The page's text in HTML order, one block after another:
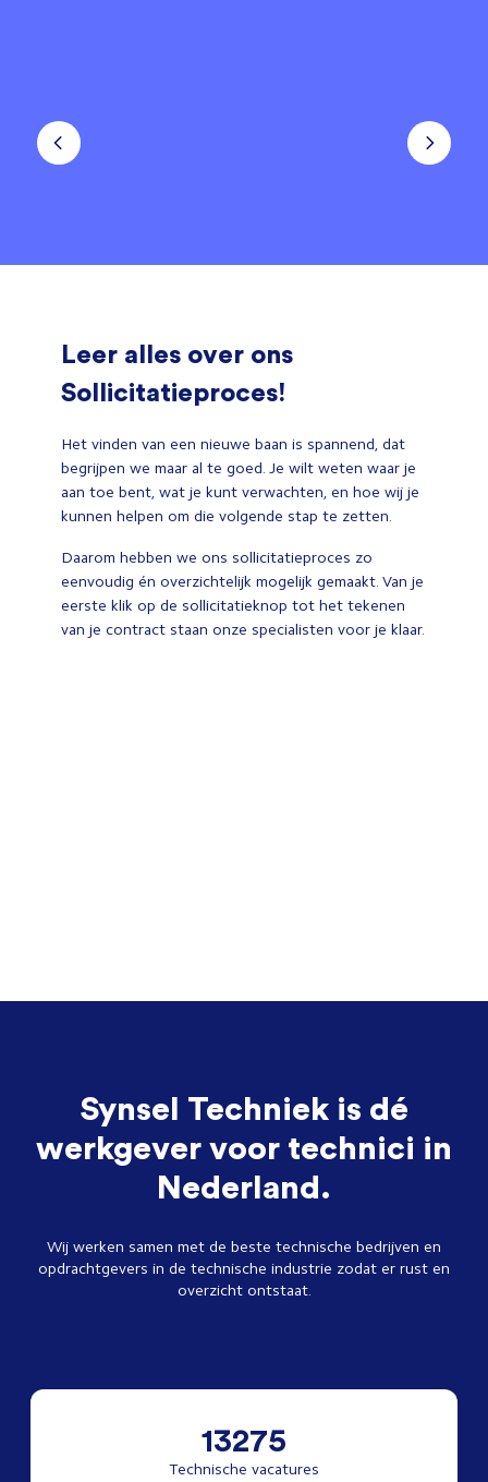
Leer alles over ons
Sollicitatieproces!
Het vinden van een nieuwe baan is spannend, dat
begrijpen we maar al te goed. Je wilt weten waar je
aan toe bent, wat je kunt verwachten, en hoe wij je
kunnen helpen om die volgende stap te zetten.
Daarom hebben we ons sollicitatieproces zo
eenvoudig én overzichtelijk mogelijk gemaakt. Van je
eerste klik op de sollicitatieknop tot het tekenen
van je contract staan onze specialisten voor je klaar.
Synsel Techniek is dé
werkgever voor technici in
Nederland.
Wij werken samen met de beste technische bedrijven en
opdrachtgevers in de technische industrie zodat er rust en
overzicht ontstaat.
13275
Technische vacatures